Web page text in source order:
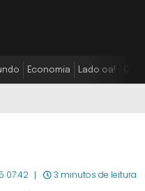
Economia Lado oa!
07:42 3 minutos de leitura